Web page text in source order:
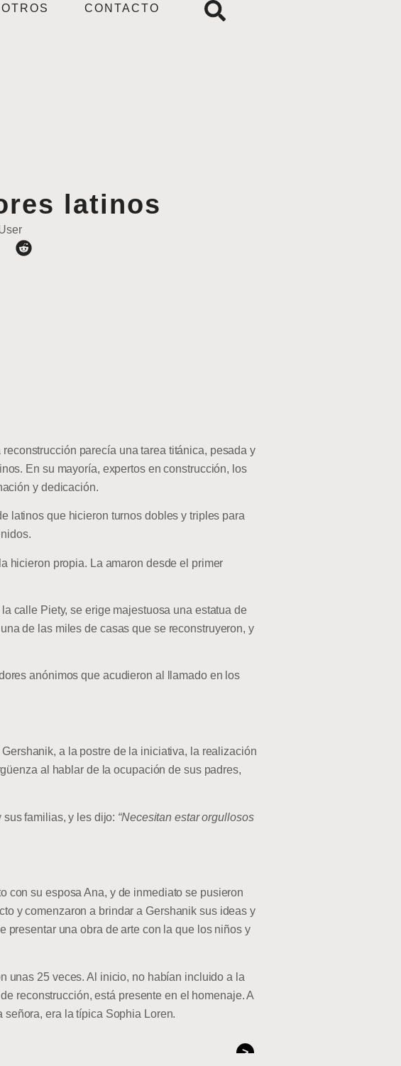
CONTACTO
latinos
parecía una tarea titánica, pesada y
En su mayoría, expertos en construcción, los
y dedicación.
latinos que hicieron turnos dobles y triples para
hicieron propia. La amaron desde el primer
calle Piety, se erige majestuosa una estatua de
de las miles de casas que se reconstruyeron, y
anónimos que acudieron al llamado en los
a la postre de la iniciativa, la realización
al hablar de la ocupación de sus padres,
familias, y les dijo: “Necesitan estar orgullosos
con su esposa Ana, y de inmediato se pusieron
y comenzaron a brindar a Gershanik sus ideas y
presentar una obra de arte con la que los niños y
unas 25 veces. Al inicio, no habían incluido a la
reconstrucción, está presente en el homenaje. A
era la típica Sophia Loren.
>